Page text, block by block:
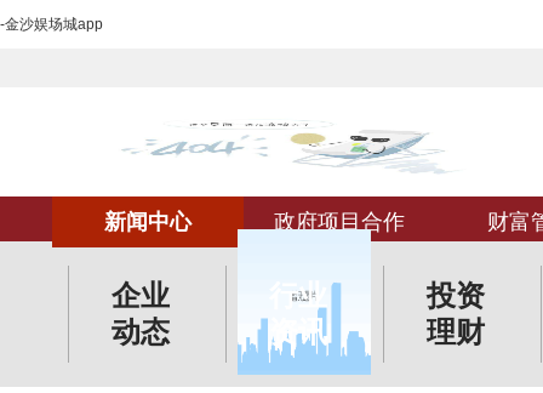
-金沙娱场城app
新闻中心 政府项目合作 财富
企业
动态
行业
资讯
投资
理财